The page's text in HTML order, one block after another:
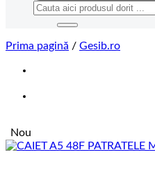
Caută
Prima pagină / Gesib.ro
Nou